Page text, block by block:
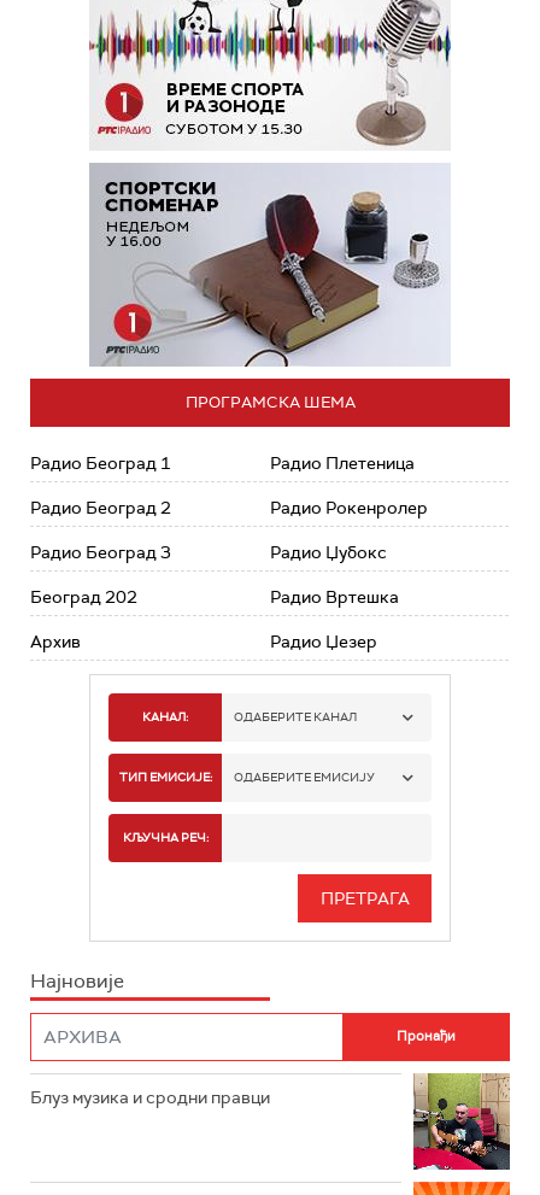
ПРОГРАМСКА ШЕМА
Радио Београд 1
Радио Београд 2
Радио Београд 3
Београд 202
Архив
Радио Плетеница
Радио Рокенролер
Радио Џубокс
Радио Вртешка
Радио Џезер
КАНАЛ: ОДАБЕРИТЕ КАНАЛ
РАДИО БЕОГРАД 1
РАДИО БЕОГРАД 3
РАДИО РОКЕНРОЛЕР
РАДИО ЏЕЗЕР
ТИП ЕМИСИЈЕ: ОДАБЕРИТЕ ЕМИСИЈУ
ИНФО
КЉУЧНА РЕЧ:
Најновије
Блуз музика и сродни правци